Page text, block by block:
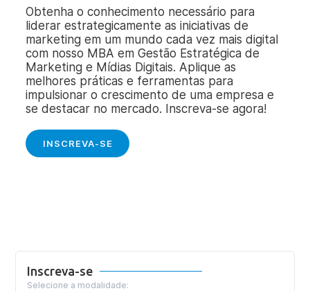
Obtenha o conhecimento necessário para
liderar estrategicamente as iniciativas de
marketing em um mundo cada vez mais digital
com nosso MBA em Gestão Estratégica de
Marketing e Mídias Digitais. Aplique as
melhores práticas e ferramentas para
impulsionar o crescimento de uma empresa e
se destacar no mercado. Inscreva-se agora!
INSCREVA-SE
Inscreva-se
Selecione a modalidade: